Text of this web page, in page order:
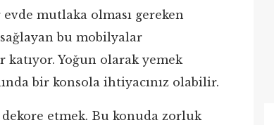
mutlaka olması gereken
bu mobilyalar
Yoğun olarak yemek
bir konsola ihtiyacınız olabilir.
etmek. Bu konuda zorluk